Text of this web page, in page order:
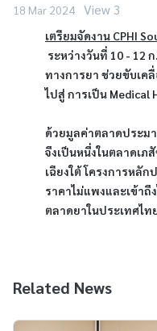
18 Mar 2024 View 3
เตรียมจัดงาน CPHI
ทางการยา ช่วยขับเค
ไปสู่ การเป็น Medical
ด้วยมูลค่าตลาดประม
จึงเป็นหนึ่งในตลาดเภ
เฉียงใต้ โครงการหลั
ราคาไม่แพงและเข้าถึ
ตลาดยาในประเทศไท
Related News